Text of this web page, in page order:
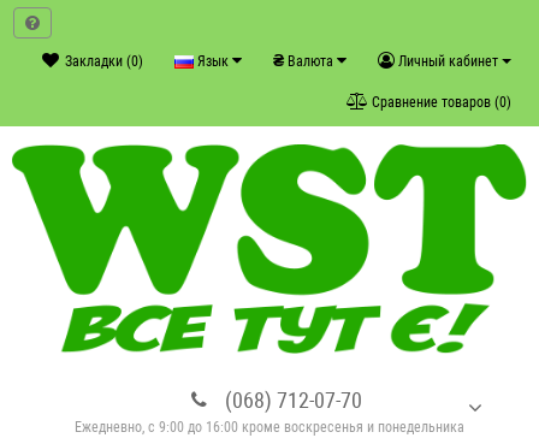
Личный кабинет
₴ Валюта
Язык
Закладки (0)
Сравнение товаров (0)
(068) 712-07-70
Ежедневно, с 9:00 до 16:00 кроме воскресенья и понедельника